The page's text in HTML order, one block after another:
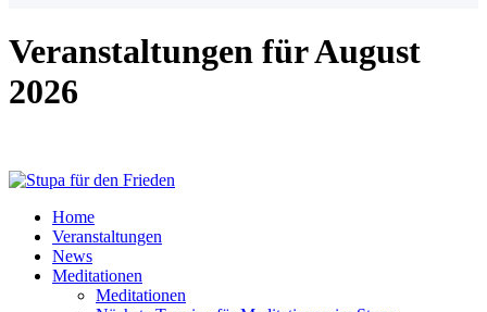
Veranstaltungen für August
2026
Home
Veranstaltungen
News
Meditationen
Meditationen